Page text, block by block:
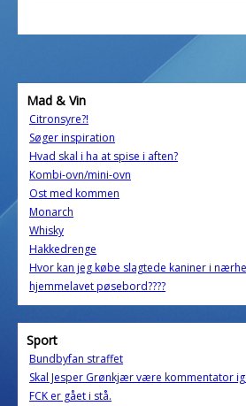
Mad & Vin
Citronsyre?!
Søger inspiration
Hvad skal i ha at spise i aften?
Kombi-ovn/mini-ovn
Ost med kommen
Monarch
Whisky
Hakkedrenge
Hvor kan jeg købe slagtede kaniner i
hjemmelavet pøsebord????
Sport
Bundbyfan straffet
Skal Jesper Grønkjær være kommentator
FCK er gået i stå.